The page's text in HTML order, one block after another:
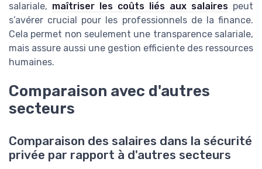
salariale, maîtriser les coûts liés aux salaires peut
s’avérer crucial pour les professionnels de la finance.
Cela permet non seulement une transparence salariale,
mais assure aussi une gestion efficiente des ressources
humaines.
Comparaison avec d'autres
secteurs
Comparaison des salaires dans la sécurité
privée par rapport à d'autres secteurs